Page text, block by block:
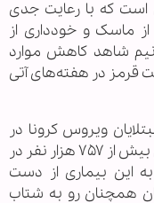
است که با رعایت جدی
ماسک و خودداری از
شاهد کاهش موارد
قرمز در هفته‌های آتی
ویروس کرونا در
جهان از مرز یک میلیون گذشته و تاکنون بیش از ۷۵۷ هزار نفر در
این بیماری از دست
همچنان رو به شتاب